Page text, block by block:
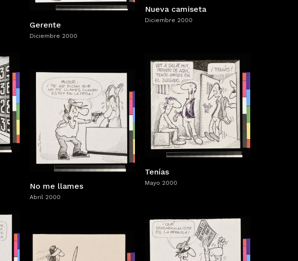
Nueva camiseta
Diciembre 2000
Gerente
Diciembre 2000
Tenías
Mayo 2000
No me llames
Abril 2000